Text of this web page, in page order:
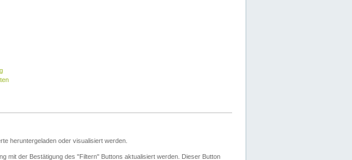
heruntergeladen oder visualisiert werden.
mit der Bestätigung des "Filtern" Buttons aktualisiert werden. Dieser Button